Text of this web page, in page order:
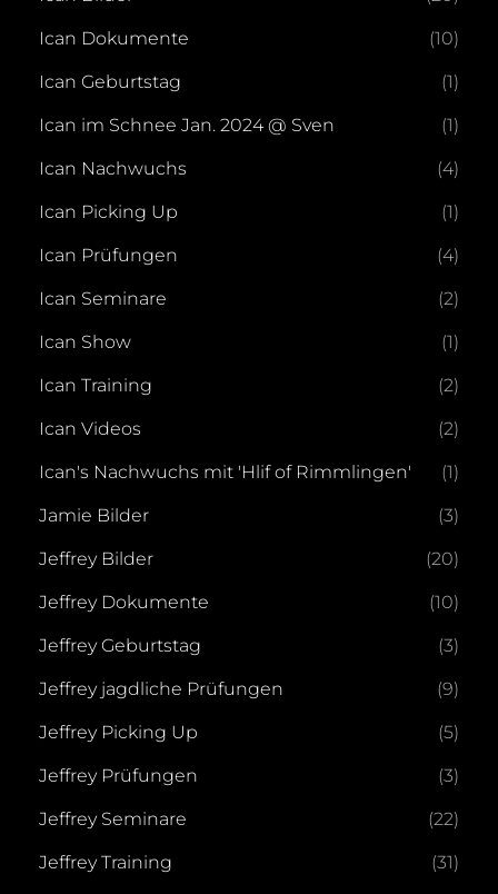
Ican Dokumente (10)
Ican Geburtstag (1)
Ican im Schnee Jan. 2024 @ Sven (1)
Ican Nachwuchs (4)
Ican Picking Up (1)
Ican Prüfungen (4)
Ican Seminare (2)
Ican Show (1)
Ican Training (2)
Ican Videos (2)
Ican's Nachwuchs mit 'Hlif of Rimmlingen' (1)
Jamie Bilder (3)
Jeffrey Bilder (20)
Jeffrey Dokumente (10)
Jeffrey Geburtstag (3)
Jeffrey jagdliche Prüfungen (9)
Jeffrey Picking Up (5)
Jeffrey Prüfungen (3)
Jeffrey Seminare (22)
Jeffrey Training (31)